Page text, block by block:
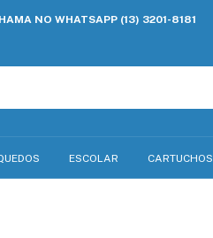
NO WHATSAPP (13) 3201-8181
ESCOLAR CARTUCHOS